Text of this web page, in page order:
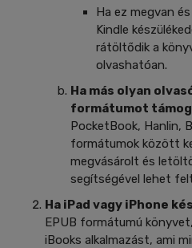
Ha ez megvan
Kindle
rátöltődik a
olvashatóan.
Ha más olyan
formátumot
PocketBook, Hanlin,
formátumok között
megvásárolt és
segítségével lehet
Ha iPad vagy iPhone
EPUB formátumú
iBooks alkalmazást, ami